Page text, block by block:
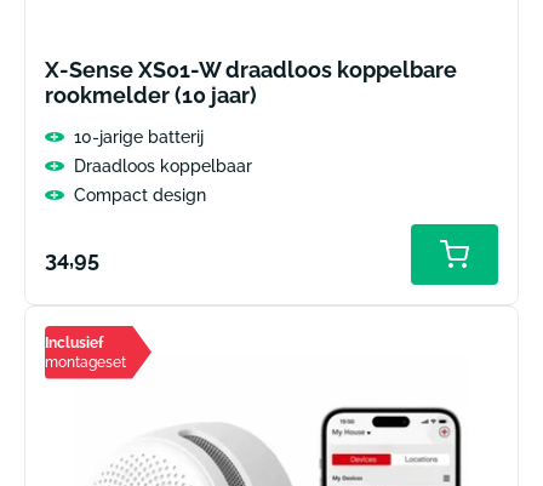
X-Sense XS01-W draadloos koppelbare
rookmelder (10 jaar)
10-jarige batterij
Draadloos koppelbaar
Compact design
Normale
34,95
Inclusief
montageset